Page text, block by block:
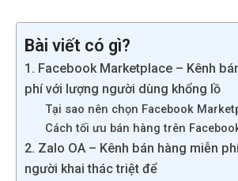
Bài viết có gì?
1. Facebook Marketplace – Kênh
phí với lượng người dùng khổng lồ
Tại sao nên chọn Facebook
Cách tối ưu bán hàng trên
2. Zalo OA – Kênh bán hàng miễn
người khai thác triệt để